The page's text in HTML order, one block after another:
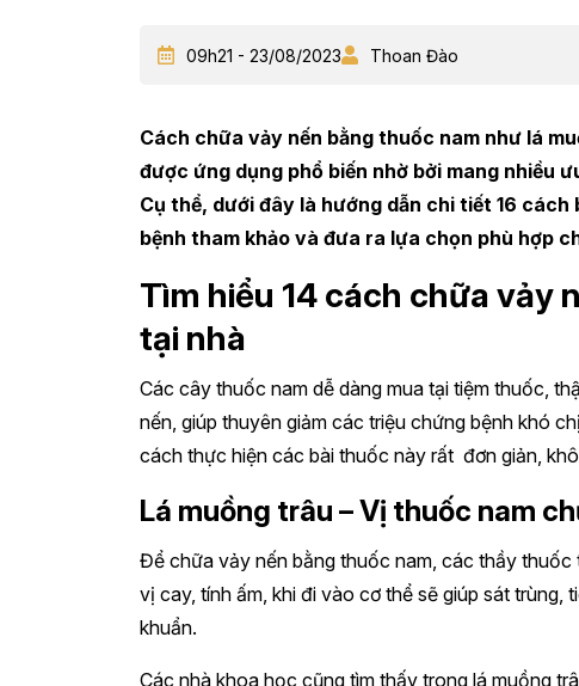
09h21 - 23/08/2023 Thoan Đào
Cách chữa vảy nến bằng thuốc nam như lá
được ứng dụng phổ biến nhờ bởi mang nhiều
Cụ thể, dưới đây là hướng dẫn chi tiết 16
bệnh tham khảo và đưa ra lựa chọn phù hợp
Tìm hiểu 14 cách chữa vảy
tại nhà
Các cây thuốc nam dễ dàng mua tại tiệm thuốc,
nến, giúp thuyên giảm các triệu chứng bệnh khó
cách thực hiện các bài thuốc này rất đơn giản,
Lá muồng trâu – Vị thuốc nam
Để chữa vảy nến bằng thuốc nam, các thầy
vị cay, tính ấm, khi đi vào cơ thể sẽ giúp sát trùng,
khuẩn.
Các nhà khoa học cũng tìm thấy trong lá muồng